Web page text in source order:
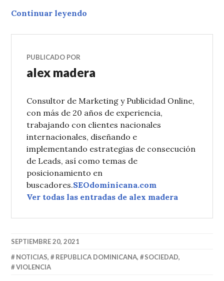
Continuar leyendo
PUBLICADO POR
alex madera
Consultor de Marketing y Publicidad Online,
con más de 20 años de experiencia,
trabajando con clientes nacionales
internacionales, diseñando e
implementando estrategias de consecución
de Leads, así como temas de
posicionamiento en
buscadores.SEOdominicana.com
Ver todas las entradas de alex madera
SEPTIEMBRE 20, 2021
NOTICIAS, REPUBLICA DOMINICANA, SOCIEDAD,
VIOLENCIA